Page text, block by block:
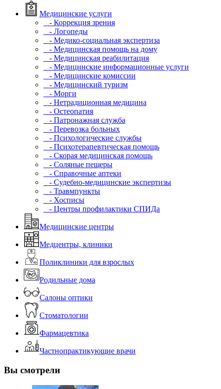
Медицинские услуги
- Коррекция зрения
- Логопеды
- Медико-социальная экспертиза
- Медицинская помощь на дому
- Медицинская реабилитация
- Медицинские информационные услуги
- Медицинские комиссии
- Медицинский туризм
- Морги
- Нетрадиционная медицина
- Остеопатия
- Патронажная служба
- Перевозка больных
- Психологические службы
- Психотерапевтическая помощь
- Скорая медицинская помощь
- Соляные пещеры
- Справочные аптеки
- Судебно-медицинские экспертизы
- Травмпункты
- Хосписы
- Центры профилактики СПИДа
Медицинские центры
Медцентры, клиники
Поликлиники для взрослых
Родильные дома
Салоны оптики
Стоматологии
Фармацевтика
Частнопрактикующие врачи
Вы смотрели